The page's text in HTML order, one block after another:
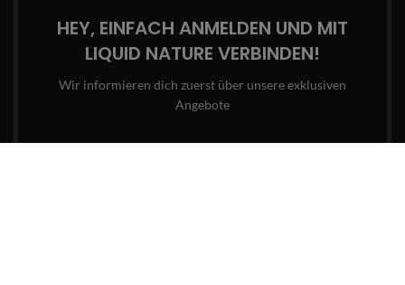
HEY, EINFACH ANMELDEN UND MIT
LIQUID NATURE VERBINDEN!
Wir informieren dich zuerst über unsere exklusiven
Angebote